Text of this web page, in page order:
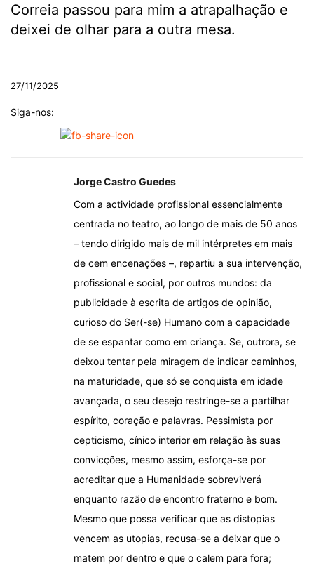
Correia passou para mim a atrapalhação e
deixei de olhar para a outra mesa.
27/11/2025
Siga-nos:
Jorge Castro Guedes
Com a actividade profissional essencialmente
centrada no teatro, ao longo de mais de 50 anos
– tendo dirigido mais de mil intérpretes em mais
de cem encenações –, repartiu a sua intervenção,
profissional e social, por outros mundos: da
publicidade à escrita de artigos de opinião,
curioso do Ser(-se) Humano com a capacidade
de se espantar como em criança. Se, outrora, se
deixou tentar pela miragem de indicar caminhos,
na maturidade, que só se conquista em idade
avançada, o seu desejo restringe-se a partilhar
espírito, coração e palavras. Pessimista por
cepticismo, cínico interior em relação às suas
convicções, mesmo assim, esforça-se por
acreditar que a Humanidade sobreviverá
enquanto razão de encontro fraterno e bom.
Mesmo que possa verificar que as distopias
vencem as utopias, recusa-se a deixar que o
matem por dentro e que o calem para fora;